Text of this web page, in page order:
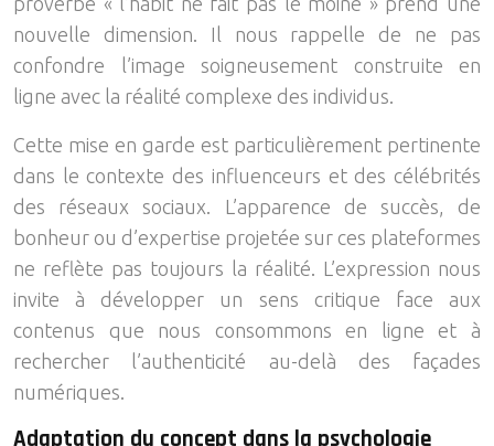
nouvelle dimension. Il nous rappelle de ne pas
confondre l’image soigneusement construite en
ligne avec la réalité complexe des individus.
Cette mise en garde est particulièrement pertinente
dans le contexte des influenceurs et des célébrités
des réseaux sociaux. L’apparence de succès, de
bonheur ou d’expertise projetée sur ces plateformes
ne reflète pas toujours la réalité. L’expression nous
invite à développer un sens critique face aux
contenus que nous consommons en ligne et à
rechercher l’authenticité au-delà des façades
numériques.
Adaptation du concept dans la psychologie